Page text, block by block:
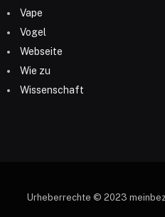
Vape
Vogel
Webseite
Wie zu
Wissenschaft
Urheberrechte © 2023